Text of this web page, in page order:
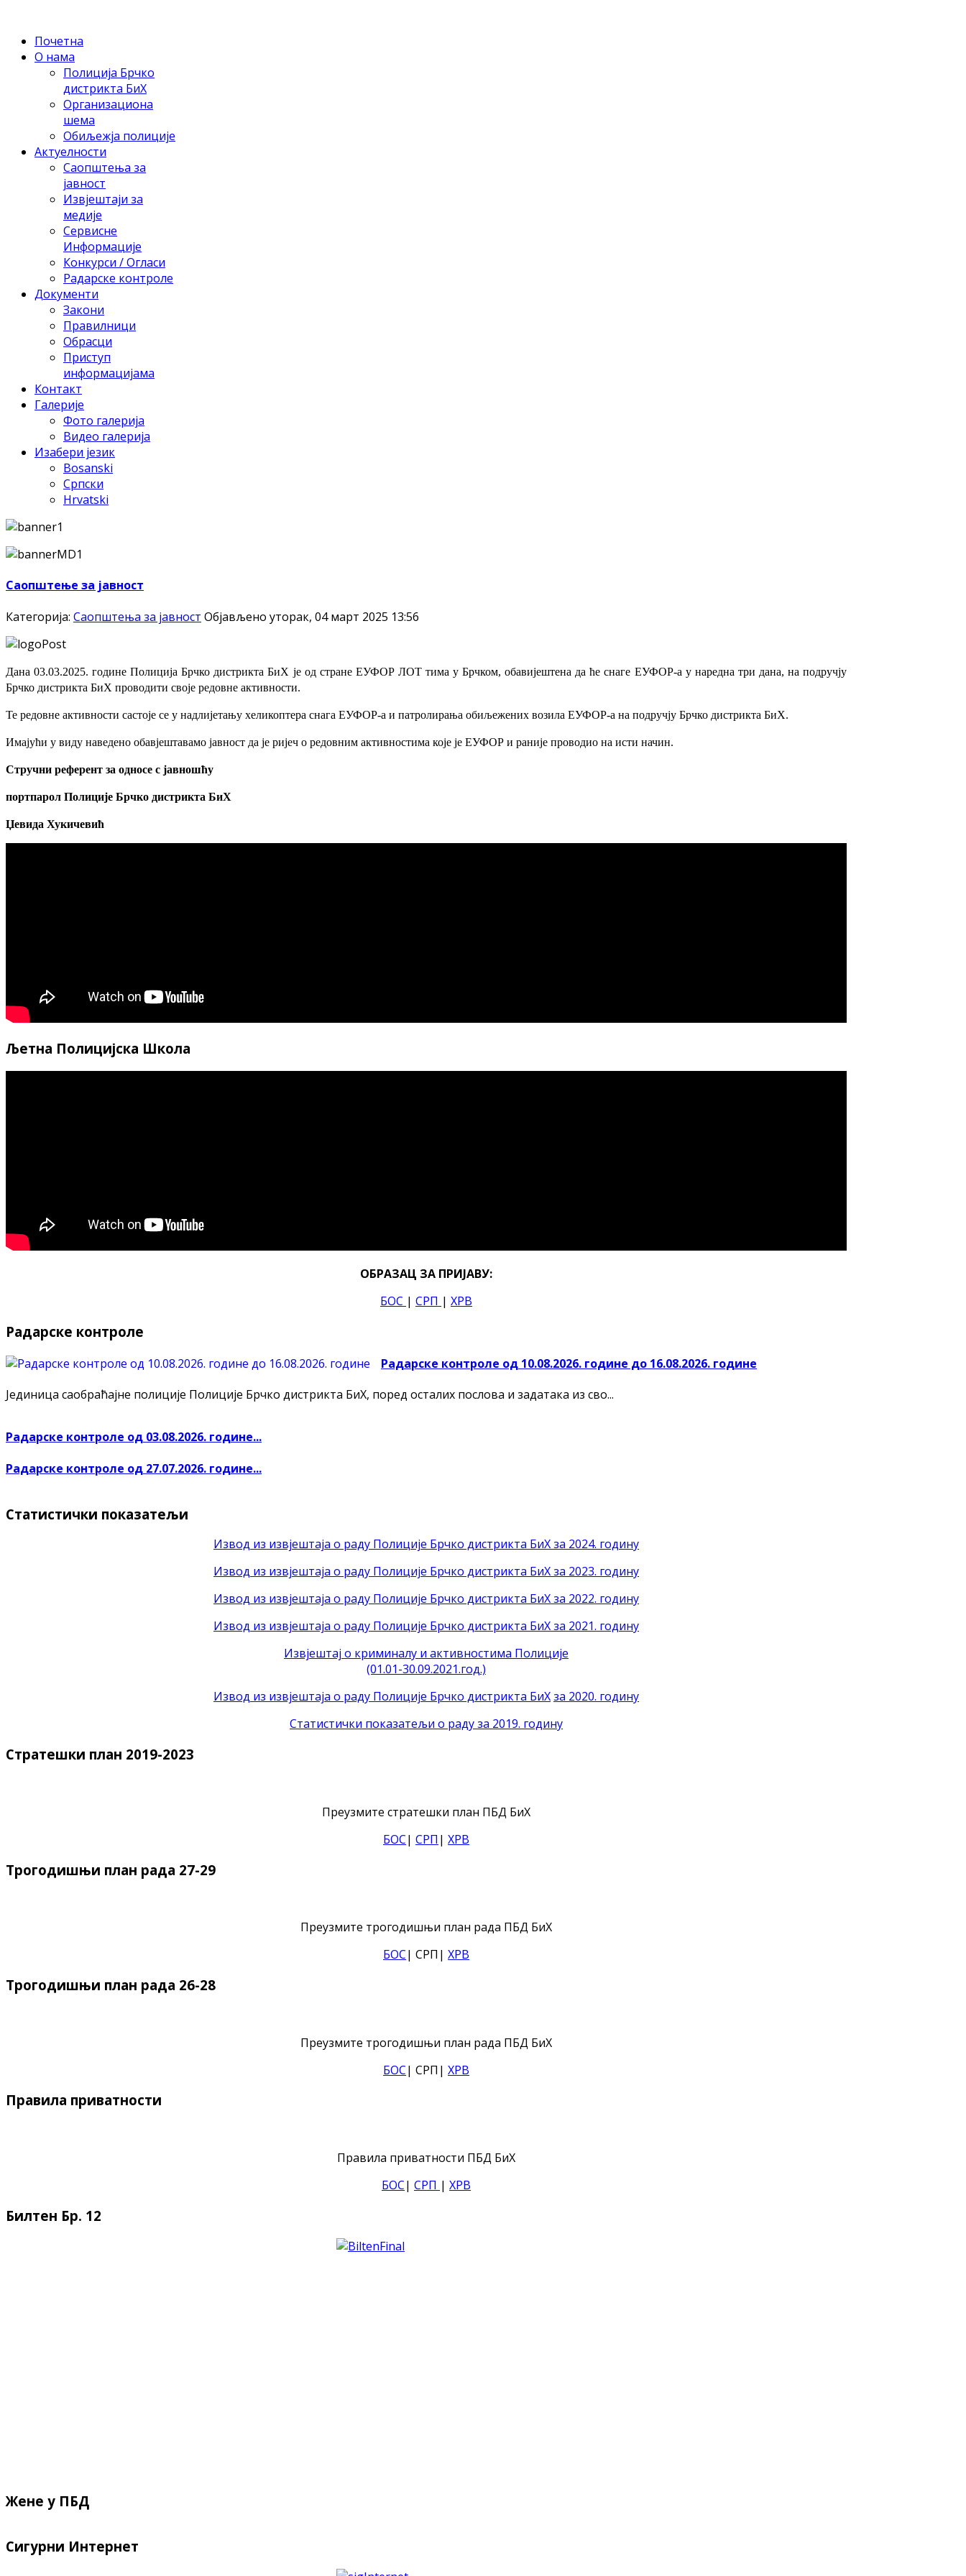
Почетна
О нама
Полиција Брчко
дистрикта БиХ
Организациона
шема
Обиљежја полиције
Актуелности
Саопштења за
јавност
Извјештаји за
медије
Сервисне
Информације
Конкурси / Огласи
Радарске контроле
Документи
Закони
Правилници
Обрасци
Приступ
информацијама
Контакт
Галерије
Фото галерија
Видео галерија
Изабери језик
Bosanski
Српски
Hrvatski
Саопштење за јавност
Категорија: Саопштења за јавност Објављено уторак, 04 март 2025 13:56
Дана 03.03.2025. године Полиција Брчко дистрикта БиХ је од стране ЕУФОР ЛОТ тима у Брчком, обавијештена да ће снаге ЕУФОР-а у наредна три дана, на подручју
Брчко дистрикта БиХ проводити своје редовне активности.
Те редовне активности састоје се у надлијетању хеликоптера снага ЕУФОР-а и патролирања обиљежених возила ЕУФОР-а на подручју Брчко дистрикта БиХ.
Имајући у виду наведено обавјештавамо јавност да је ријеч о редовним активностима које је ЕУФОР и раније проводио на исти начин.
Стручни референт за односе с јавношћу
портпарол Полиције Брчко дистрикта БиХ
Џевида Хукичевић
Љетна Полицијска Школа
ОБРАЗАЦ ЗА ПРИЈАВУ:
БОС | СРП | ХРВ
Радарске контроле
Радарске контроле од 10.08.2026. године до 16.08.2026. године
Јединица саобраћајне полиције Полиције Брчко дистрикта БиХ, поред осталих послова и задатака из сво...
Радарске контроле од 03.08.2026. године...
Радарске контроле од 27.07.2026. године...
Статистички показатељи
Извод из извјештаја о раду Полиције Брчко дистрикта БиХ за 2024. годину
Извод из извјештаја о раду Полиције Брчко дистрикта БиХ за 2023. годину
Извод из извјештаја о раду Полиције Брчко дистрикта БиХ за 2022. годину
Извод из извјештаја о раду Полиције Брчко дистрикта БиХ за 2021. годину
Извјештај о криминалу и активностима Полиције
(01.01-30.09.2021.год.)
Извод из извјештаја о раду Полиције Брчко дистрикта БиХза 2020. годину
Статистички показатељи о раду за 2019. годину
Стратешки план 2019-2023
Преузмите стратешки план ПБД БиХ
БОС| СРП | ХРВ
Трогодишњи план рада 27-29
Преузмите трогодишњи план рада ПБД БиХ
БОС| СРП| ХРВ
Трогодишњи план рада 26-28
Преузмите трогодишњи план рада ПБД БиХ
БОС| СРП| ХРВ
Правила приватности
Правила приватности ПБД БиХ
БОС| СРП | ХРВ
Билтен Бр. 12
Жене у ПБД
Сигурни Интернет